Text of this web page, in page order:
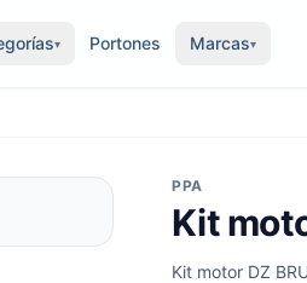
▾ Portones Marcas▾
PPA
Kit
Kit motor DZ